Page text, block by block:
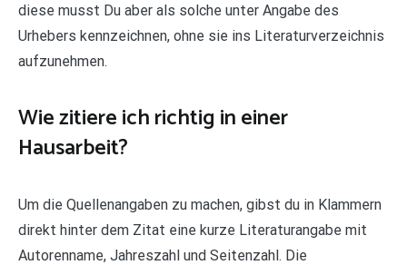
diese musst Du aber als solche unter Angabe des
Urhebers kennzeichnen, ohne sie ins Literaturverzeichnis
aufzunehmen.
Wie zitiere ich richtig in einer
Hausarbeit?
Um die Quellenangaben zu machen, gibst du in Klammern
direkt hinter dem Zitat eine kurze Literaturangabe mit
Autorenname, Jahreszahl und Seitenzahl. Die